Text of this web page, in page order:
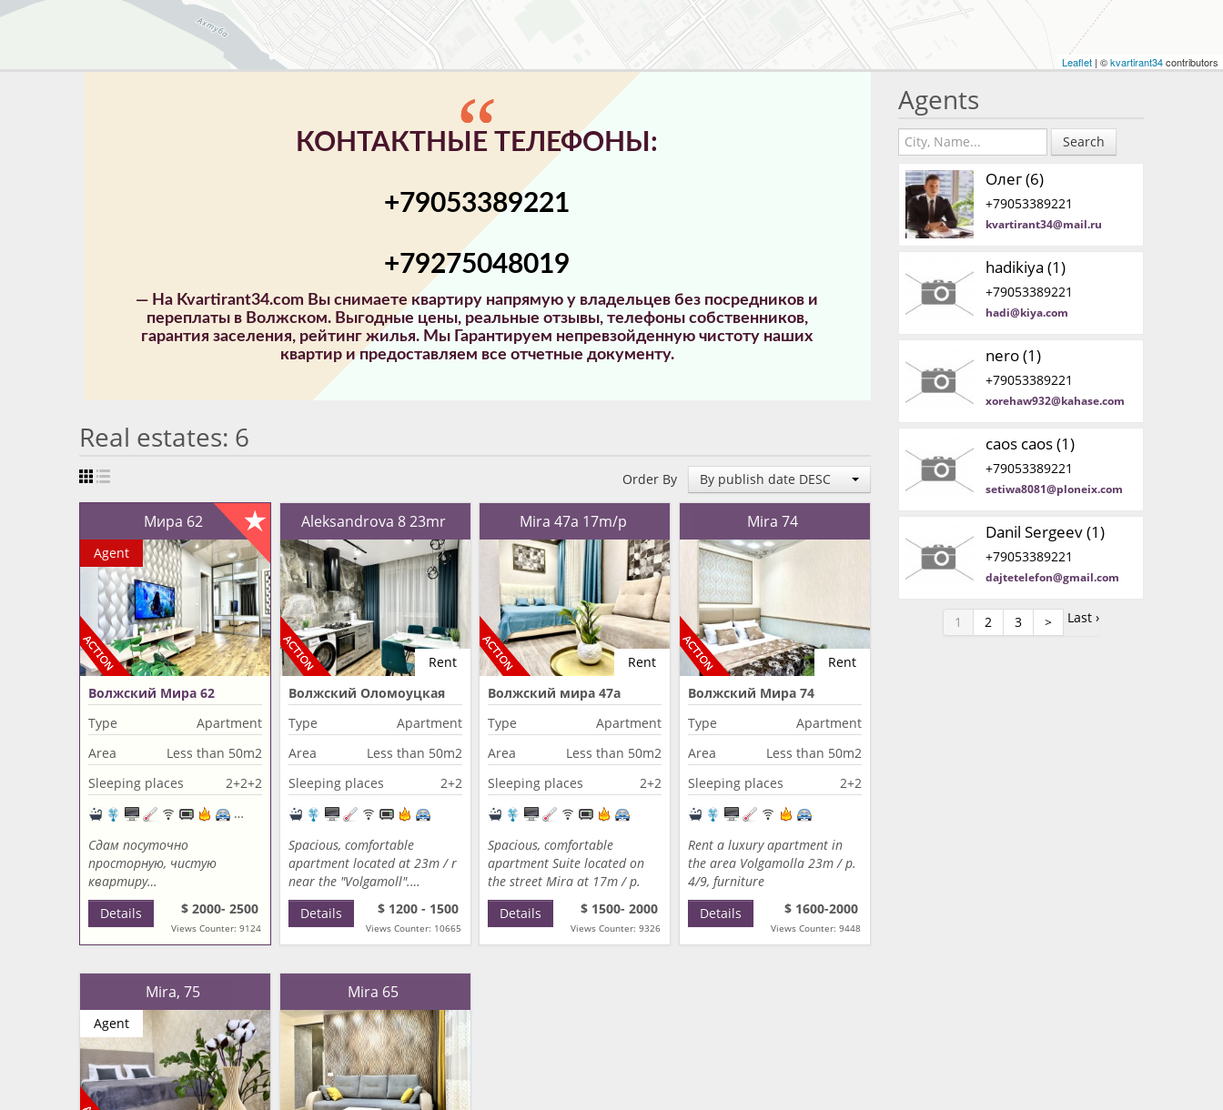
Leaflet | ©kvartirant34contributors
КОНТАКТНЫЕ ТЕЛЕФОНЫ:
+79053389221
+79275048019
— На Kvartirant34.com Вы снимаете квартиру напрямую у владельцев без посредников и
переплаты в Волжском. Выгодные цены, реальные отзывы, телефоны собственников,
гарантия заселения, рейтинг жилья. Мы Гарантируем непревзойденную чистоту наших
квартир и предоставляем все отчетные документу.
Real estates: 6
By publish date DESC
Order By
Мира 62
Agent
Волжский Мира 62
Type
Apartment
Area
Less than 50m2
Sleeping places
2+2+2
Сдам посуточно
просторную, чистую
квартиру…
$ 2000- 2500
Views Counter: 9124
Details
Aleksandrova 8 23mr
Rent
Волжский Оломоуцкая
35
Type
Apartment
Area
Less than 50m2
Sleeping places
2+2
Spacious, comfortable
apartment located at 23m / r
near the "Volgamoll".…
$ 1200 - 1500
Views Counter: 10665
Details
Mira 47a 17m/p
Rent
Волжский мира 47а
Type
Apartment
Area
Less than 50m2
Sleeping places
2+2
Spacious, comfortable
apartment Suite located on
the street Mira at 17m / p.
$ 1500- 2000
Views Counter: 9326
Details
Mira 74
Rent
Волжский Мира 74
Type
Apartment
Area
Less than 50m2
Sleeping places
2+2
Rent a luxury apartment in
the area Volgamolla 23m / p.
4/9, furniture
$ 1600-2000
Views Counter: 9448
Details
Mira, 75
Agent
Mira 65
Agents
Search
Олег (6)
+79053389221
kvartirant34@mail.ru
hadikiya (1)
+79053389221
hadi@kiya.com
nero (1)
+79053389221
xorehaw932@kahase.com
caos caos (1)
+79053389221
setiwa8081@ploneix.com
Danil Sergeev (1)
+79053389221
dajtetelefon@gmail.com
1 2 3 > Last ›